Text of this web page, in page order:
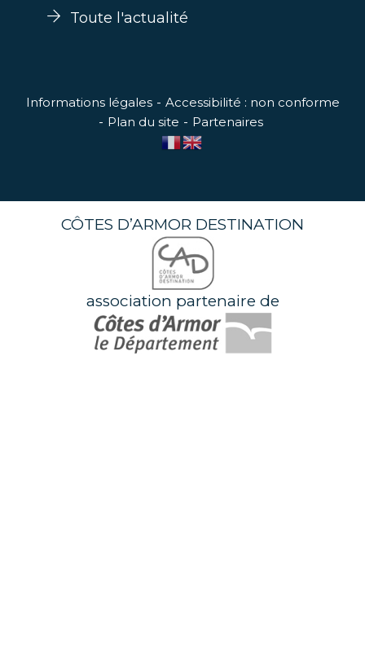
Toute l'actualité
Informations légales
Accessibilité : non conforme
Plan du site
Partenaires
CÔTES D’ARMOR DESTINATION
association partenaire de